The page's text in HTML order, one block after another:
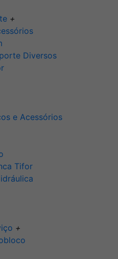
+
Diversos
e Acessórios
Tifor
+